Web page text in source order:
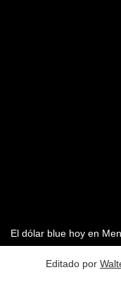
El dólar blue hoy en
Editado por